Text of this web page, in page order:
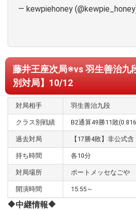
— kewpiehoney
藤井王座次局※vs 羽生善治九
別対局】10/12
対局相手 羽生善治九段
クラス別戦績 B2通算49勝11敗
過去対局 【17勝4敗】非公式含
持ち時間 各10分
対局場所 ポートメッセなごや
開演時間 15:55～
🔶中継情報🔶